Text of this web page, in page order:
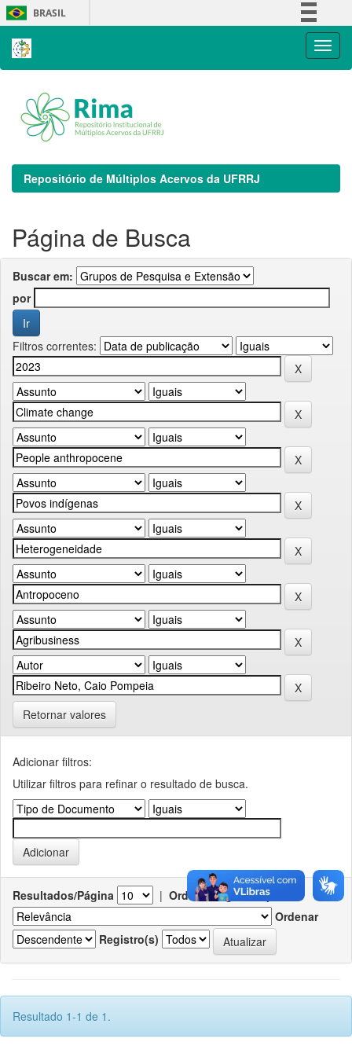
Skip
navigation
BRASIL
Repositório de Múltiplos Acervos da UFRRJ
Página de Busca
Buscar em:
por
Filtros correntes:
Retornar valores
Adicionar filtros:
Utilizar filtros para refinar o resultado de busca.
Resultados/Página | Ordenar registros por
Ordenar
Registro(s)
Resultado 1-1 de 1.